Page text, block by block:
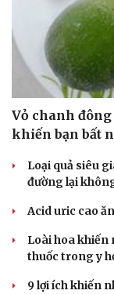
Vỏ chanh đông
khiến bạn bất
Loại quả siêu
đường lại
Acid uric cao
Loài hoa khiến
thuốc trong y
9 lợi ích khiến